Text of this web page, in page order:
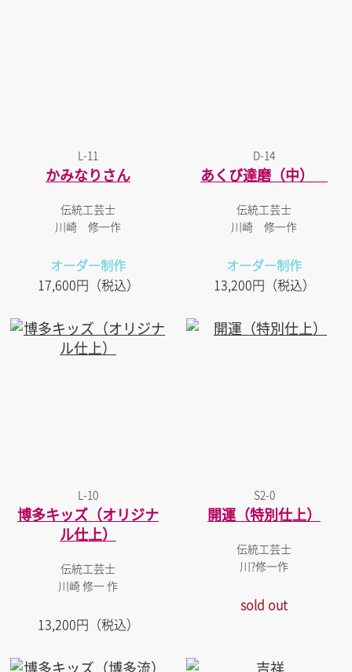
L-11
かみなりさん
伝統工芸士
川崎 修一作
オーダー制作
17,600円（税込）
D-14
あくび達磨（中）
伝統工芸士
川崎 修一作
オーダー制作
13,200円（税込）
L-10
博多キッズ（オリジナ
ル仕上）
伝統工芸士
川崎 修一 作
13,200円（税込）
S2-0
開運（特別仕上）
伝統工芸士
川?修一作
sold out